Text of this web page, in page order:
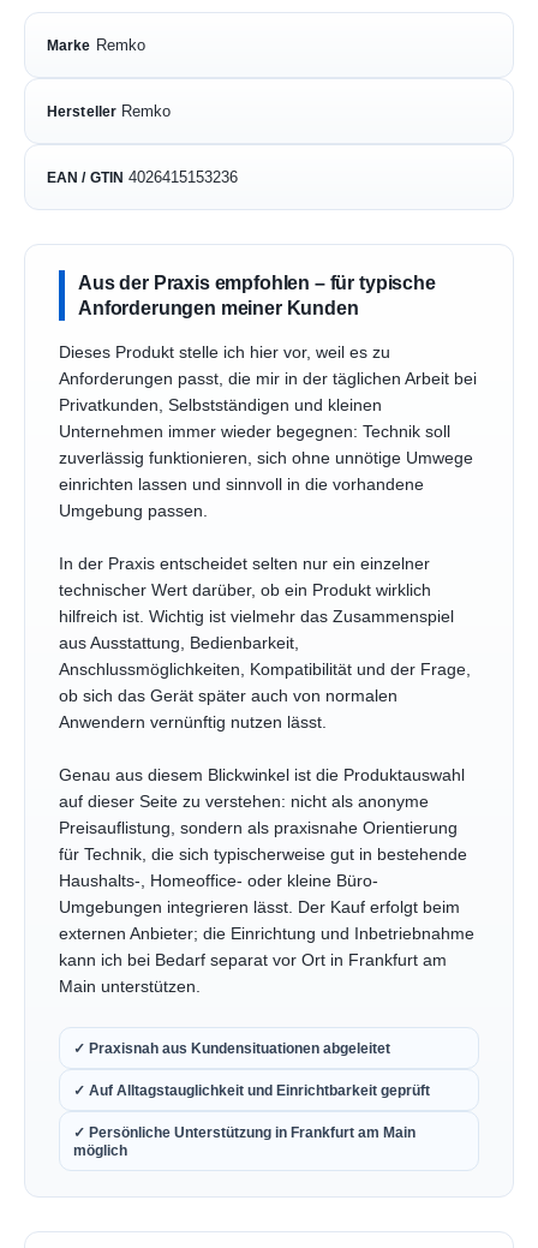
Marke Remko
Hersteller Remko
EAN / GTIN 4026415153236
Aus der Praxis empfohlen – für typische
Anforderungen meiner Kunden
Dieses Produkt stelle ich hier vor, weil es zu
Anforderungen passt, die mir in der täglichen Arbeit bei
Privatkunden, Selbstständigen und kleinen
Unternehmen immer wieder begegnen: Technik soll
zuverlässig funktionieren, sich ohne unnötige Umwege
einrichten lassen und sinnvoll in die vorhandene
Umgebung passen.
In der Praxis entscheidet selten nur ein einzelner
technischer Wert darüber, ob ein Produkt wirklich
hilfreich ist. Wichtig ist vielmehr das Zusammenspiel
aus Ausstattung, Bedienbarkeit,
Anschlussmöglichkeiten, Kompatibilität und der Frage,
ob sich das Gerät später auch von normalen
Anwendern vernünftig nutzen lässt.
Genau aus diesem Blickwinkel ist die Produktauswahl
auf dieser Seite zu verstehen: nicht als anonyme
Preisauflistung, sondern als praxisnahe Orientierung
für Technik, die sich typischerweise gut in bestehende
Haushalts-, Homeoffice- oder kleine Büro-
Umgebungen integrieren lässt. Der Kauf erfolgt beim
externen Anbieter; die Einrichtung und Inbetriebnahme
kann ich bei Bedarf separat vor Ort in Frankfurt am
Main unterstützen.
✓ Praxisnah aus Kundensituationen abgeleitet
✓ Auf Alltagstauglichkeit und Einrichtbarkeit geprüft
✓ Persönliche Unterstützung in Frankfurt am Main
möglich